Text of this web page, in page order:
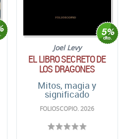
Joel Levy
EL LIBRO SECRETO DE
LOS DRAGONES
Mitos, magia y
significado
FOLIOSCOPIO. 2026